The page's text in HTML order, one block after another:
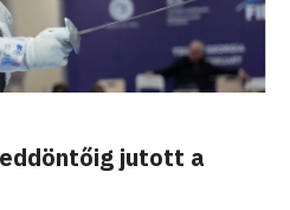
jutott a